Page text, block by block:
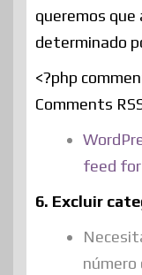
queremos que
determinado
<?php
Comments
feed
6. Excluir
número